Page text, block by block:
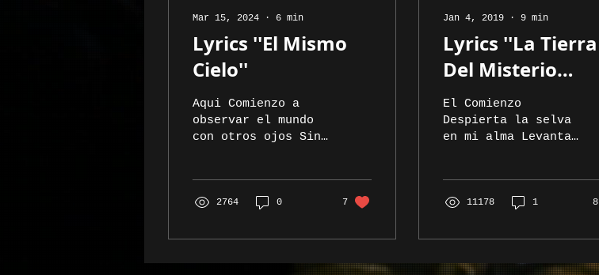
Mar 15, 2024 ∙ 6 min
Lyrics ''El Mismo
Cielo''
Aqui Comienzo a
observar el mundo
con otros ojos Sin
manos Soltando toda
2764 0 7
Jan 4, 2019 ∙ 9 min
Lyrics ''La Tierra
Del Misterio
Album''
El Comienzo
Despierta la selva
en mi alma Levanta
pasado Alumbra con
corazón...
11178 1 8